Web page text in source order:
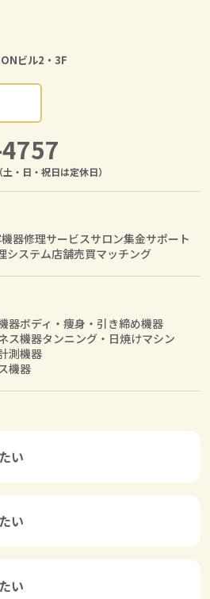
ビル2・3F
・日・祝日は定休日）
器修理サービスサロン集金サポート
システム店舗売買マッチング
器ボディ・痩身・引き締め機器
ス機器タンニング・日焼けマシン
測機器
機器
い
い
い